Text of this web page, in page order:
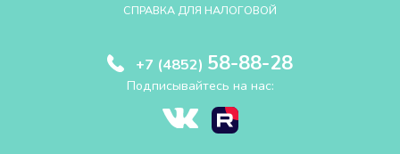
СПРАВКА ДЛЯ НАЛОГОВОЙ
+7 (4852) 58-88-28
Подписывайтесь на нас: